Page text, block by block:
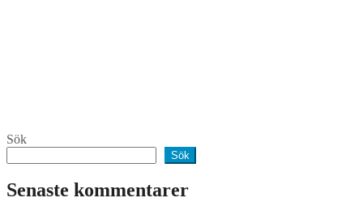
Sök
Sök
Senaste kommentarer